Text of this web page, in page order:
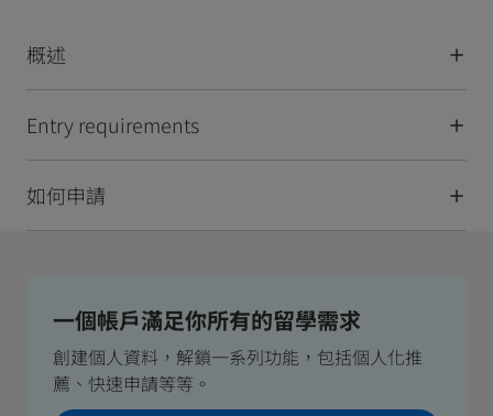
概述
Entry requirements
如何申請
一個帳戶滿足你所有的留學需求
創建個人資料，解鎖一系列功能，包括個人化推
薦、快速申請等等。